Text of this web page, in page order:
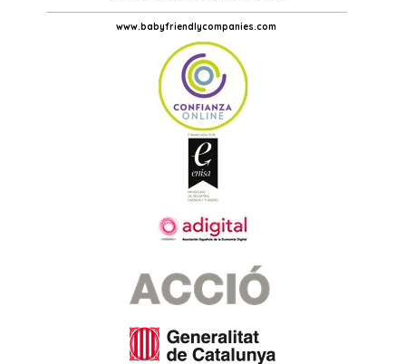
Cesta nascita Bebè Hugo Boss Serenity Stripes
170,35 €